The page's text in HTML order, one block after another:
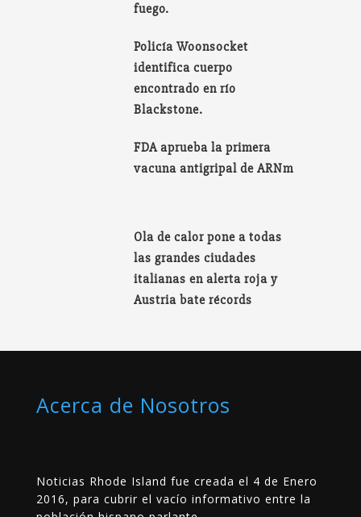
fuego.
Policía Woonsocket
identifica cuerpo
encontrado en río
Blackstone.
FDA aprueba la primera
vacuna antigripal de ARNm
Ola de calor pone a todas
las grandes ciudades
italianas en alerta roja y
Austria bate récords
Acerca de Nosotros
Noticias Rhode Island fue creada el 4 de Enero
2016, para cubrir el vacío informativo entre la